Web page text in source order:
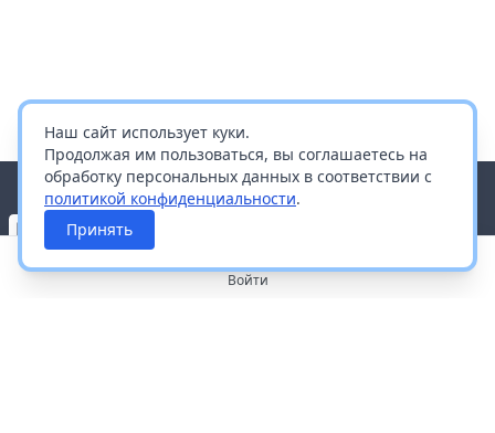
Наш сайт использует куки.
Продолжая им пользоваться, вы соглашаетесь на
обработку персональных данных в соответствии с
политикой конфиденциальности.
Принять
Войти